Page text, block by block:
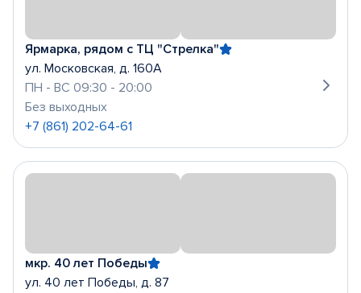
Ярмарка, рядом с ТЦ "Стрелка"
ул. Московская, д. 160А
ПН - ВС 09:30 - 20:00
Без выходных
+7 (861) 202-64-61
мкр. 40 лет Победы
ул. 40 лет Победы, д. 87